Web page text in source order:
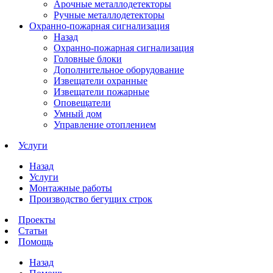
Арочные металлодетекторы
Ручные металлодетекторы
Охранно-пожарная сигнализация
Назад
Охранно-пожарная сигнализация
Головные блоки
Дополнительное оборудование
Извещатели охранные
Извещатели пожарные
Оповещатели
Умный дом
Управление отоплением
Услуги
Назад
Услуги
Монтажные работы
Производство бегущих строк
Проекты
Статьи
Помощь
Назад